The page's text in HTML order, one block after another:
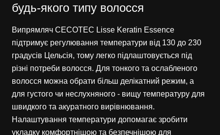
будь-якого типу волосся
Випрямляч CECOTEC Lisse Keratin Essence
підтримує регулювання температури від 130 до 230
градусів Цельсія, тому легко підлаштовується під
різні потреби волосся. Для тонкого та ослабленого
волосся можна обрати більш делікатний режим, а
для густого чи неслухняного - вищу температуру для
швидкого та акуратного вирівнювання.
Налаштування температури допомагає зробити
укладку комфортнішою та безпечнішою для